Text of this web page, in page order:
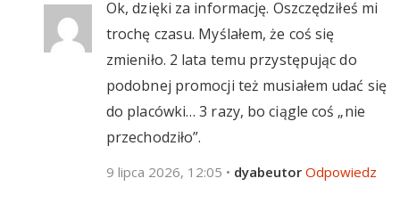
Ok, dzięki za informację. Oszczędziłeś mi
trochę czasu. Myślałem, że coś się
zmieniło. 2 lata temu przystępując do
podobnej promocji też musiałem udać się
do placówki… 3 razy, bo ciągle coś „nie
przechodziło”.
9 lipca 2026, 12:05 • dyabeutor Odpowiedz